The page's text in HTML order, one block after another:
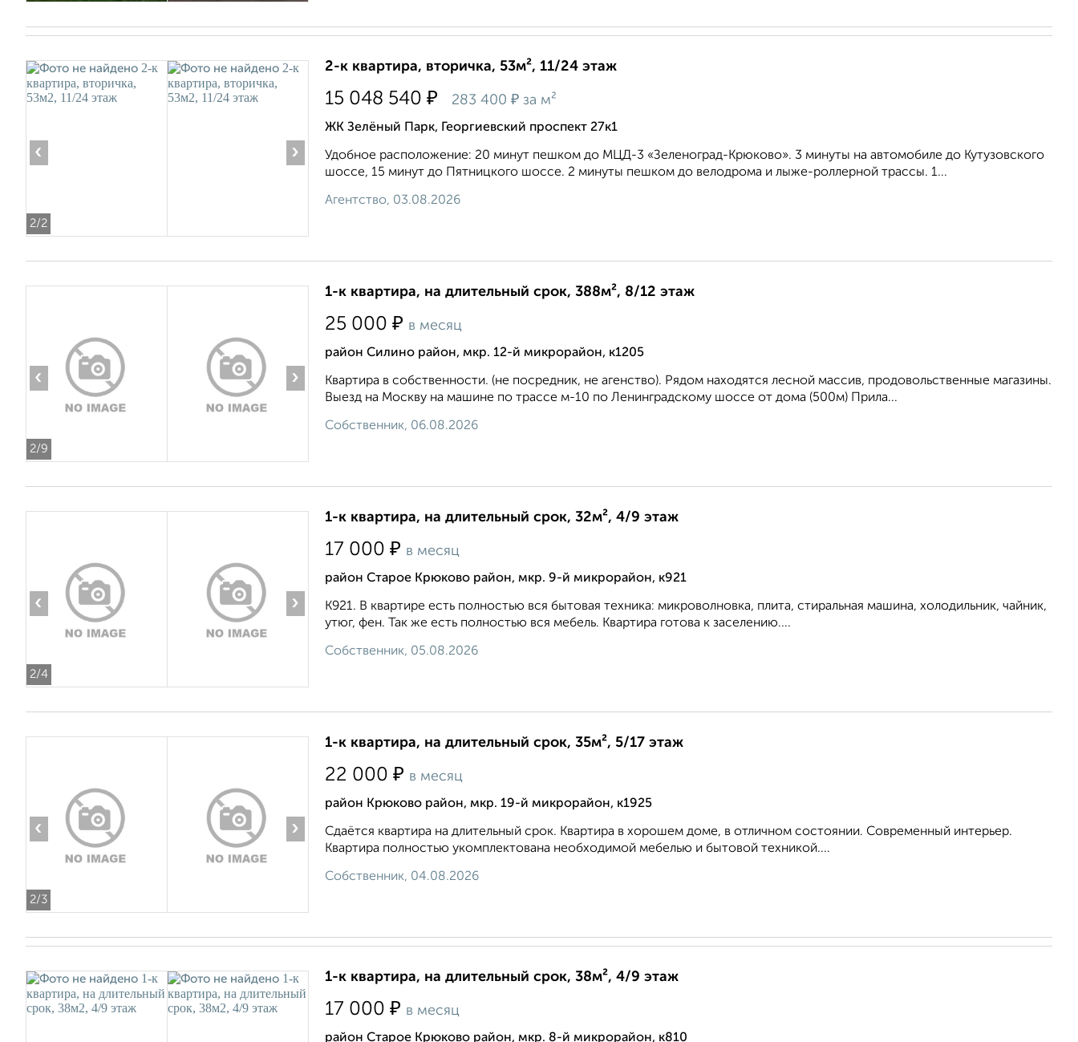
2/2
‹ ›
2-к квартира, вторичка, 53м², 11/24 этаж
15 048 540 ₽ 283 400 ₽ за м²
ЖК Зелёный Парк, Георгиевский проспект 27к1
Удобное расположение: 20 минут пешком до МЦД-3 «Зеленоград-Крюково». 3 минуты на автомобиле до Кутузовского
шоссе, 15 минут до Пятницкого шоссе. 2 минуты пешком до велодрома и лыже-роллерной трассы. 1...
Агентство, 03.08.2026
2/9
‹ ›
1-к квартира, на длительный срок, 388м², 8/12 этаж
25 000 ₽ в месяц
район Силино район, мкр. 12-й микрорайон, к1205
Квартира в собственности. (не посредник, не агенство). Рядом находятся лесной массив, продовольственные магазины.
Выезд на Москву на машине по трассе м-10 по Ленинградскому шоссе от дома (500м) Прила...
Собственник, 06.08.2026
2/4
‹ ›
1-к квартира, на длительный срок, 32м², 4/9 этаж
17 000 ₽ в месяц
район Старое Крюково район, мкр. 9-й микрорайон, к921
К921. В квартире есть полностью вся бытовая техника: микроволновка, плита, стиральная машина, холодильник, чайник,
утюг, фен. Так же есть полностью вся мебель. Квартира готова к заселению....
Собственник, 05.08.2026
2/3
‹ ›
1-к квартира, на длительный срок, 35м², 5/17 этаж
22 000 ₽ в месяц
район Крюково район, мкр. 19-й микрорайон, к1925
Сдаётся квартира на длительный срок. Квартира в хорошем доме, в отличном состоянии. Современный интерьер.
Квартира полностью укомплектована необходимой мебелью и бытовой техникой....
Собственник, 04.08.2026
1-к квартира, на длительный срок, 38м², 4/9 этаж
17 000 ₽ в месяц
район Старое Крюково район, мкр. 8-й микрорайон, к810